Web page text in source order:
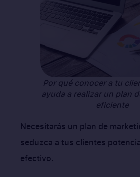
Por qué conocer a tu
ayuda a realizar un plan
eficiente
Necesitarás un plan de
seduzca a tus clientes
efectivo.